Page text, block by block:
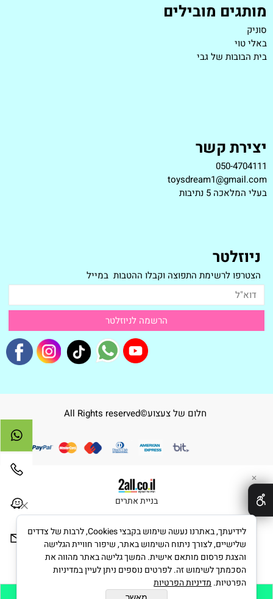
מותגים מובילים
סוניק
באלי טוי
בית הבובות של גבי
יצירת קשר
050-4704111
toysdream1@gmail.com
בעלי המלאכה 5 נתיבות
ניוזלטר
הצטרפו לרשימת התפוצה וקבלו ההטבות במייל
חלום של צעצוע©All Rights reserved
בניית אתרים
✕
לידיעתך, באתרנו נעשה שימוש בקבצי Cookies, לרבות של צדדים
שלישיים, לצורך ניתוח השימוש באתר, שיפור חוויית הגלישה
והצגת פרסום מותאם אישית. המשך גלישה באתר מהווה את
הסכמתך לשימוש זה. לפרטים נוספים ניתן לעיין במדיניות
הפרטיות. מדיניות הפרטיות